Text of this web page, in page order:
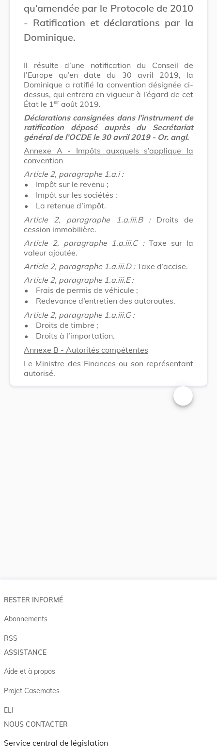
qu’amendée par le Protocole de 2010
- Ratification et déclarations par la
Dominique.
Il résulte d’une notification du Conseil de
l’Europe qu’en date du 30 avril 2019, la
Dominique a ratifié la convention désignée ci-
dessus, qui entrera en vigueur à l’égard de cet
État le 1 eraoût 2019.
Déclarations consignées dans l’instrument de
ratification déposé auprès du Secrétariat
général de l’OCDE le 30 avril 2019 - Or. angl.
Annexe A - Impôts auxquels s’applique la
convention
Article 2, paragraphe 1.a.i :
•
Impôt sur le revenu ;
•
Impôt sur les sociétés ;
•
La retenue d’impôt.
Article 2, paragraphe 1.a.iii.B : Droits de
cession immobilière.
Article 2, paragraphe 1.a.iii.C : Taxe sur la
valeur ajoutée.
Article 2, paragraphe 1.a.iii.D :Taxe d’accise.
Article 2, paragraphe 1.a.iii.E :
•
Frais de permis de véhicule ;
•
Redevance d’entretien des autoroutes.
Article 2, paragraphe 1.a.iii.G :
•
Droits de timbre ;
•
Droits à l’importation.
Annexe B - Autorités compétentes
Le Ministre des Finances ou son représentant
autorisé.
Changer la
RESTER INFORMÉ
Abonnements
RSS
ASSISTANCE
Aide et à propos
Projet Casemates
ELI
NOUS CONTACTER
Service central de législation